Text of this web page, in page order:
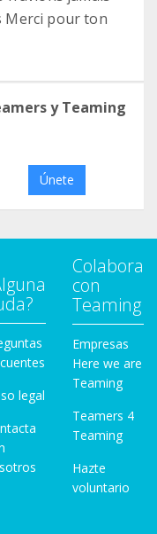
Merci pour ton
y Teaming
Únete
legal
Colabora
con
Teaming
Empresas
Here we are
Teaming
Teamers 4
Teaming
Hazte
voluntario